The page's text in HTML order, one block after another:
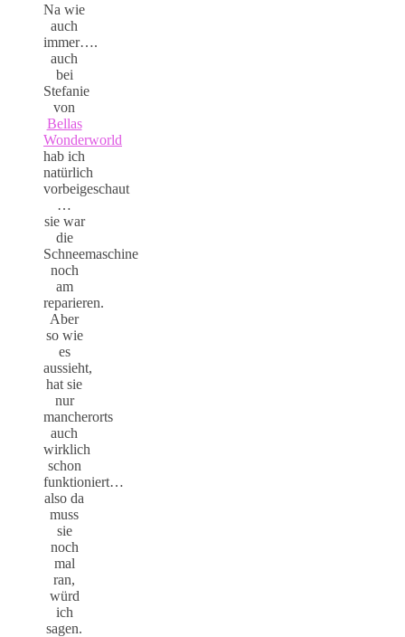
Na wie
auch
immer….
auch
bei
Stefanie
von
Bellas
Wonderworld
hab ich
natürlich
vorbeigeschaut
…
sie war
die
Schneemaschine
noch
am
reparieren.
Aber
so wie
es
aussieht,
hat sie
nur
mancherorts
auch
wirklich
schon
funktioniert…
also da
muss
sie
noch
mal
ran,
würd
ich
sagen.